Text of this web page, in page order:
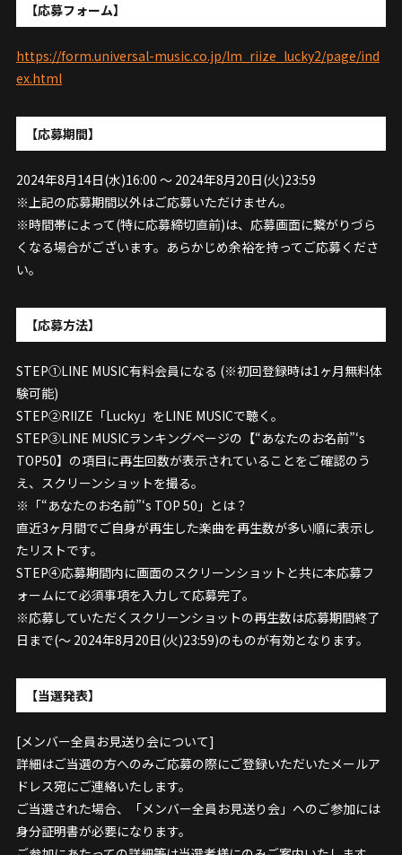
【応募フォーム】
https://form.universal-music.co.jp/lm_riize_lucky2/page/ind
ex.html
【応募期間】
2024年8月14日(水)16:00 ～ 2024年8月20日(火)23:59
※上記の応募期間以外はご応募いただけません。
※時間帯によって(特に応募締切直前)は、応募画面に繋がりづら
くなる場合がございます。あらかじめ余裕を持ってご応募くださ
い。
【応募方法】
STEP①LINE MUSIC有料会員になる (※初回登録時は1ヶ月無料体
験可能)
STEP②RIIZE「Lucky」をLINE MUSICで聴く。
STEP③LINE MUSICランキングページの【“あなたのお名前”‘s
TOP50】の項目に再生回数が表示されていることをご確認のう
え、スクリーンショットを撮る。
※「“あなたのお名前”‘s TOP 50」とは？
直近3ヶ月間でご自身が再生した楽曲を再生数が多い順に表示し
たリストです。
STEP④応募期間内に画面のスクリーンショットと共に本応募フ
ォームにて必須事項を入力して応募完了。
※応募していただくスクリーンショットの再生数は応募期間終了
日まで(～ 2024年8月20日(火)23:59)のものが有効となります。
【当選発表】
[メンバー全員お見送り会について]
詳細はご当選の方へのみご応募の際にご登録いただいたメールア
ドレス宛にご連絡いたします。
ご当選された場合、「メンバー全員お見送り会」へのご参加には
身分証明書が必要になります。